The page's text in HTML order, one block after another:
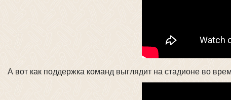
А вот как поддержка команд выглядит на стадионе во